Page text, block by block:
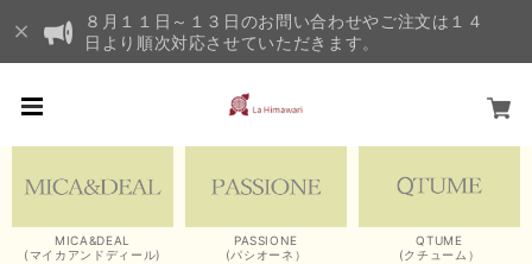
８月１１日～１３日のお問い合わせやご注文は１４
日より順次対応させていただきます。
MICA&DEAL
(マイカアンドディール)
PASSIONE
(パシオーネ）
QTUME
(クチューム）